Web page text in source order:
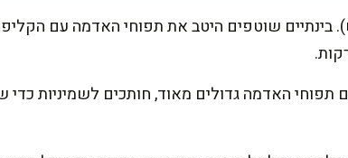
(טורבו אם יש). בינתיים שוטפים היטב את תפוחי האדמה עם
האדמה גדולים מאוד, חותכים לשמיניות כדי